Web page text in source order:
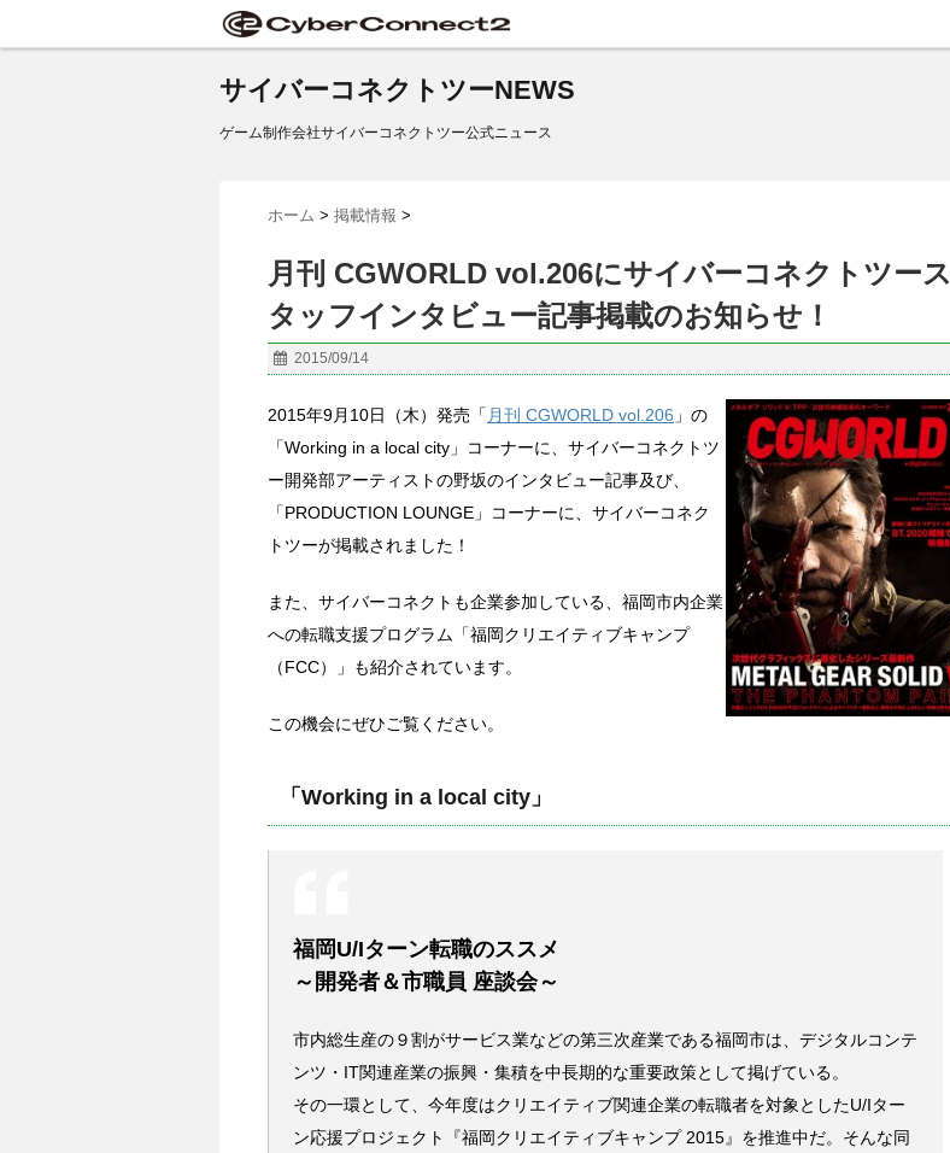
サイバーコネクトツーNEWS
ゲーム制作会社サイバーコネクトツー公式ニュース
ホーム > 掲載情報 >
月刊 CGWORLD vol.206にサイバーコネクトツース
タッフインタビュー記事掲載のお知らせ！
2015/09/14
2015年9月10日（木）発売「 月刊 CGWORLD vol.206 」の
「Working in a local city」コーナーに、サイバーコネクトツ
ー開発部アーティストの野坂のインタビュー記事及び、
「PRODUCTION LOUNGE」コーナーに、サイバーコネク
トツーが掲載されました！
また、サイバーコネクトも企業参加している、福岡市内企業
への転職支援プログラム「福岡クリエイティブキャンプ
（FCC）」も紹介されています。
この機会にぜひご覧ください。
「Working in a local city」
福岡U/Iターン転職のススメ
～開発者＆市職員 座談会～
市内総生産の９割がサービス業などの第三次産業である福岡市は、デジタルコンテ
ンツ・IT関連産業の振興・集積を中長期的な重要政策として掲げている。
その一環として、今年度はクリエイティブ関連企業の転職者を対象としたU/Iター
ン応援プロジェクト『福岡クリエイティブキャンプ 2015』を推進中だ。そんな同